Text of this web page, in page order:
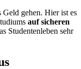
Geld gehen. Hier ist es
auf sicheren
Studentenleben sehr